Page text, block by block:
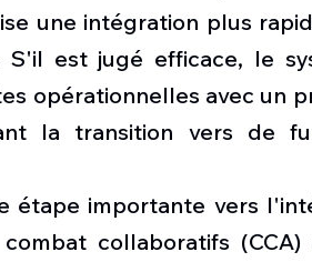
une intégration plus
est jugé efficace, le
opérationnelles avec un
la transition vers de
étape importante vers
collaboratifs